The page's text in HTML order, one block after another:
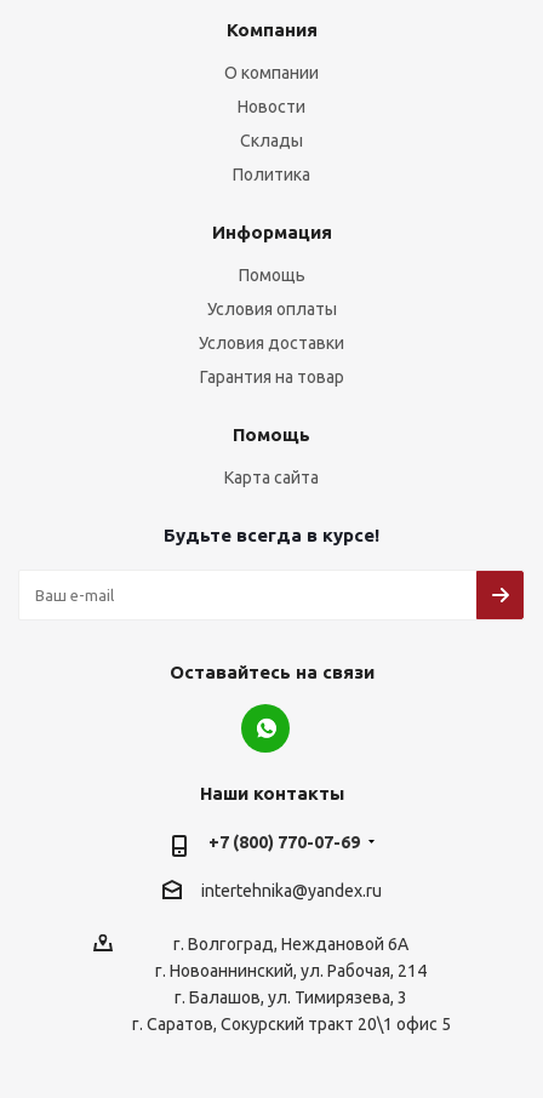
Компания
О компании
Новости
Склады
Политика
Информация
Помощь
Условия оплаты
Условия доставки
Гарантия на товар
Помощь
Карта сайта
Будьте всегда в курсе!
Оставайтесь на связи
Наши контакты
+7 (800) 770-07-69
intertehnika@yandex.ru
г. Волгоград, Неждановой 6А
г. Новоаннинский, ул. Рабочая, 214
г. Балашов, ул. Тимирязева, 3
г. Саратов, Сокурский тракт 20\1 офис 5